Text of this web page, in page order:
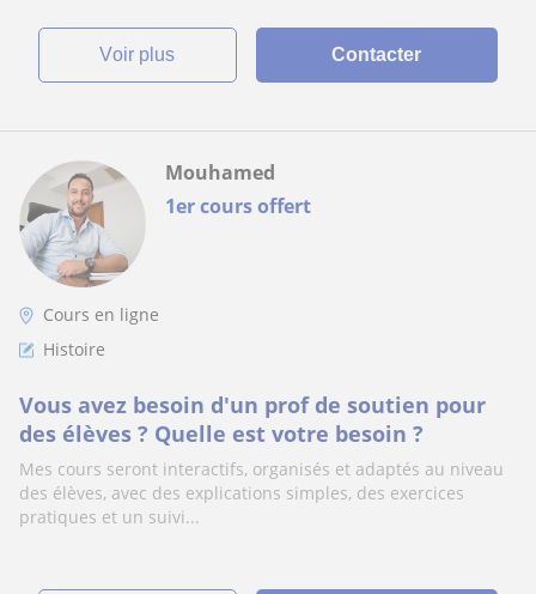
voir plus Contacter
1er cours offert
Mouhamed
Cours en ligne
Histoire
Vous avez besoin d'un prof de soutien pour
des élèves ? Quelle est votre besoin ?
Mes cours seront interactifs, organisés et adaptés au niveau
des élèves, avec des explications simples, des exercices
pratiques et un suivi...